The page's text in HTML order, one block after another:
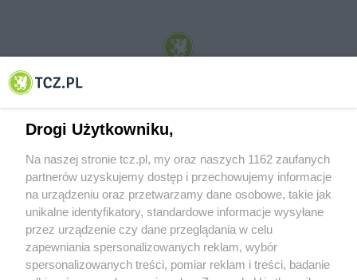
© 2001-2026 Tczew - TCZ.PL Sp. z o.o. Internetowy Serwis Informacyjny Miasta
O FIRMIE POLITYKA PRYWATNOŚCI HOSTING
Drogi Użytkowniku,
Na naszej stronie tcz.pl, my oraz naszych 1162 zaufanych
partnerów uzyskujemy dostęp i przechowujemy informacje
na urządzeniu oraz przetwarzamy dane osobowe, takie jak
unikalne identyfikatory, standardowe informacje wysyłane
przez urządzenie czy dane przeglądania w celu
zapewniania spersonalizowanych reklam, wybór
spersonalizowanych treści, pomiar reklam i treści, badanie